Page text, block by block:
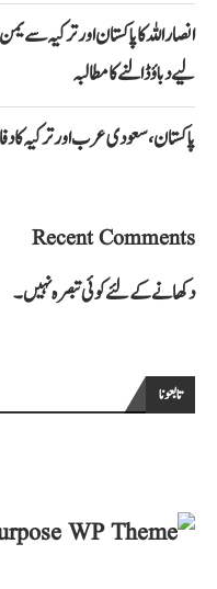
انصار اللہ کا پاکستان اور ترکیہ
لیے دباؤ ڈالنے کا مطالبہ
پاکستان، سعودی عرب اور ترکیہ کا
Recent Comments
دکھانے کے لئے کوئی تبصرہ نہیں۔
تابعونا